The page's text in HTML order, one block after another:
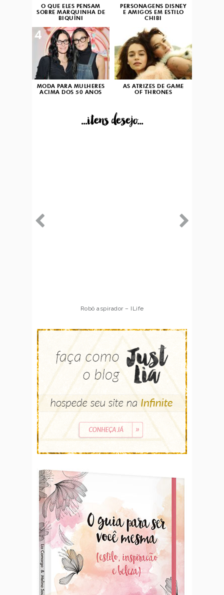
O QUE ELES PENSAM
SOBRE MARQUINHA DE
BIQUÍNI
PERSONAGENS DISNEY
E AMIGOS EM ESTILO
CHIBI
MODA PARA MULHERES
ACIMA DOS 50 ANOS
4
AS ATRIZES DE GAME
OF THRONES
...itens desejo...
Robô aspirador – ILife